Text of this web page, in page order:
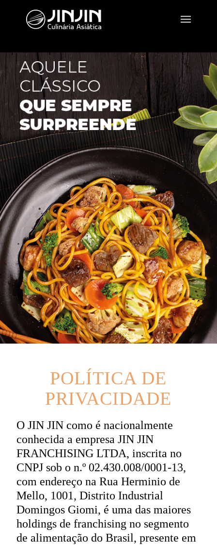
POLÍTICA DE
PRIVACIDADE
O JIN JIN como é nacionalmente
conhecida a empresa JIN JIN
FRANCHISING LTDA, inscrita no
CNPJ sob o n.º 02.430.008/0001-13,
com endereço na Rua Herminio de
Mello, 1001, Distrito Industrial
Domingos Giomi, é uma das maiores
holdings de franchising no segmento
de alimentação do Brasil, presente em